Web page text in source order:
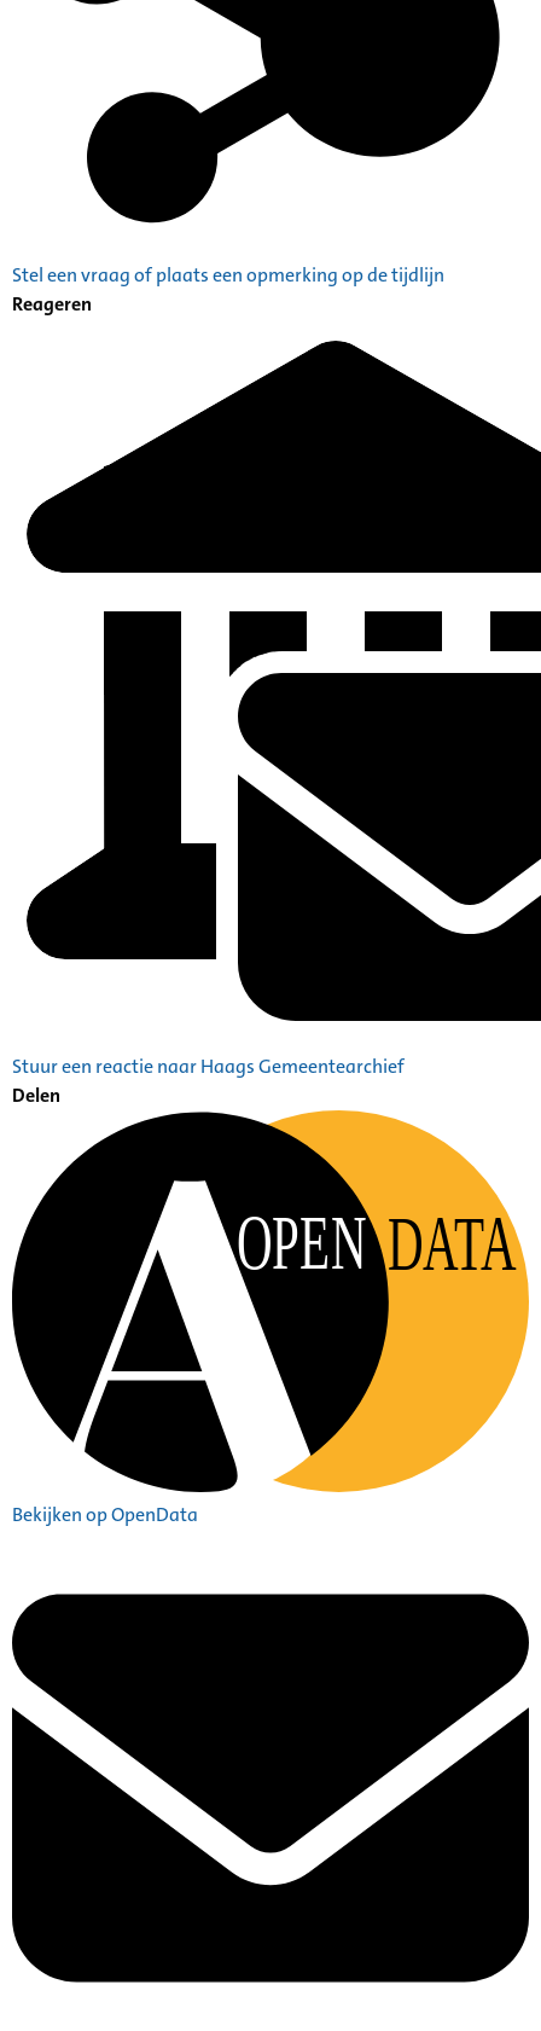
Stel een vraag of plaats een opmerking op de tijdlijn
Reageren
Stuur een reactie naar Haags Gemeentearchief
Delen
OPEN DATA
Bekijken op OpenData